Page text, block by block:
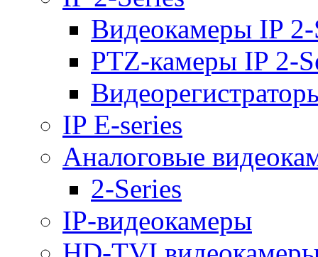
Видеокамеры IP 2-
PTZ-камеры IP 2-
IP E-series
Аналоговые
2-Series
IP-видеокамеры